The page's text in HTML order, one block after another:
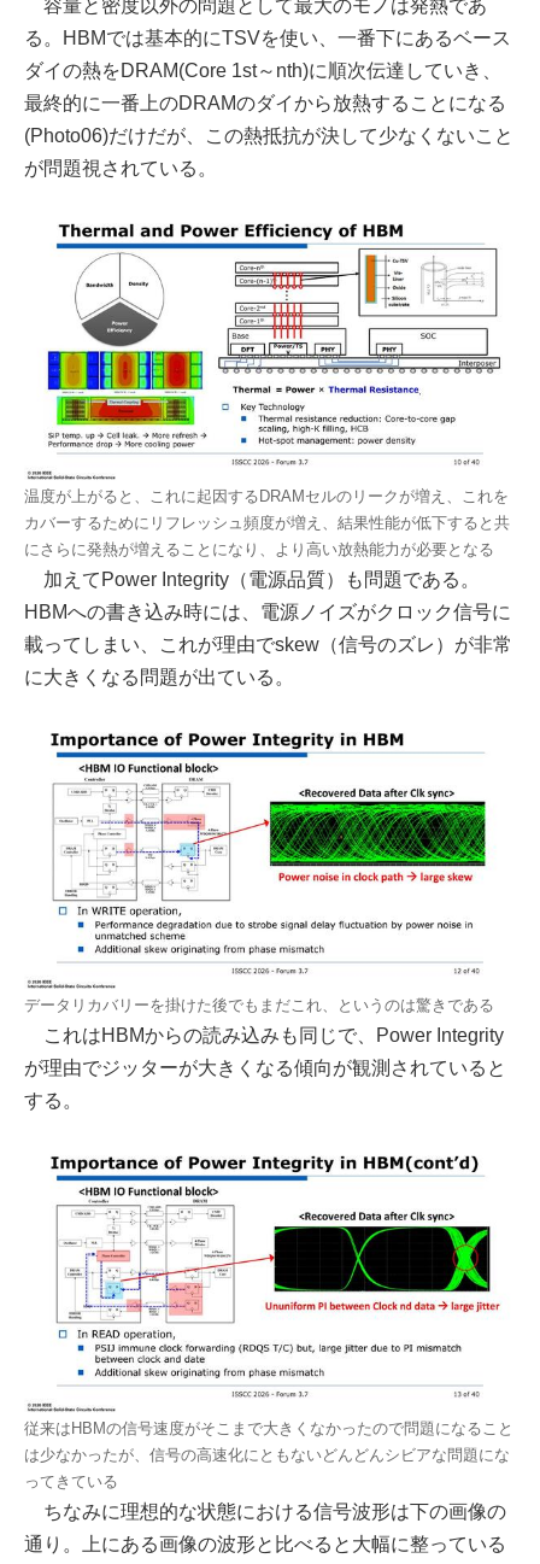
容量と密度以外の問題として最大のモノは発熱であ
る。HBMでは基本的にTSVを使い、一番下にあるベース
ダイの熱をDRAM(Core 1st～nth)に順次伝達していき、
最終的に一番上のDRAMのダイから放熱することになる
(Photo06)だけだが、この熱抵抗が決して少なくないこと
が問題視されている。
温度が上がると、これに起因するDRAMセルのリークが増え、これを
カバーするためにリフレッシュ頻度が増え、結果性能が低下すると共
にさらに発熱が増えることになり、より高い放熱能力が必要となる
加えてPower Integrity（電源品質）も問題である。
HBMへの書き込み時には、電源ノイズがクロック信号に
載ってしまい、これが理由でskew（信号のズレ）が非常
に大きくなる問題が出ている。
データリカバリーを掛けた後でもまだこれ、というのは驚きである
これはHBMからの読み込みも同じで、Power Integrity
が理由でジッターが大きくなる傾向が観測されていると
する。
従来はHBMの信号速度がそこまで大きくなかったので問題になること
は少なかったが、信号の高速化にともないどんどんシビアな問題にな
ってきている
ちなみに理想的な状態における信号波形は下の画像の
通り。上にある画像の波形と比べると大幅に整っている